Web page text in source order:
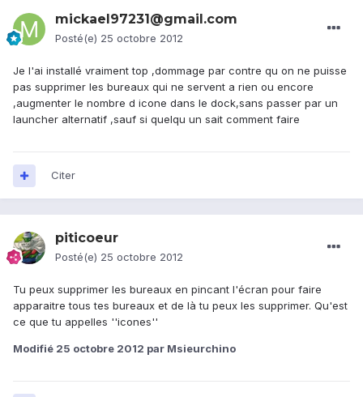
mickael97231@gmail.com
Posté(e) 25 octobre 2012
Je l'ai installé vraiment top ,dommage par contre qu on ne puisse
pas supprimer les bureaux qui ne servent a rien ou encore
,augmenter le nombre d icone dans le dock,sans passer par un
launcher alternatif ,sauf si quelqu un sait comment faire
Citer
piticoeur
Posté(e) 25 octobre 2012
Tu peux supprimer les bureaux en pincant l'écran pour faire
apparaitre tous tes bureaux et de là tu peux les supprimer. Qu'est
ce que tu appelles ''icones''
Modifié 25 octobre 2012 par Msieurchino